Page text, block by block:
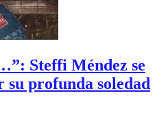
Steffi Méndez se
su profunda soledad